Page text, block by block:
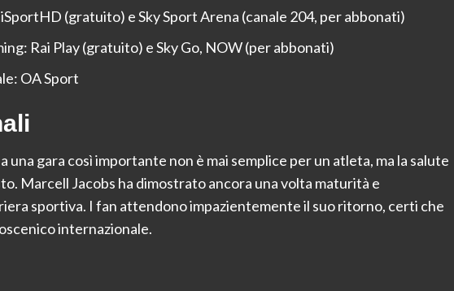
(gratuito) e Sky Sport Arena (canale 204, per abbonati)
Rai Play (gratuito) e Sky Go, NOW (per abbonati)
OA Sport
una gara così importante non è mai semplice per un atleta, ma la salute
Marcell Jacobs ha dimostrato ancora una volta maturità e
sportiva. I fan attendono impazientemente il suo ritorno, certi che
internazionale.